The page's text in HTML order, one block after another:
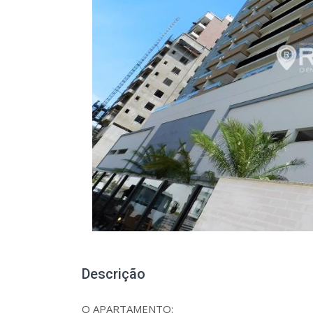
Descrição
O APARTAMENTO: